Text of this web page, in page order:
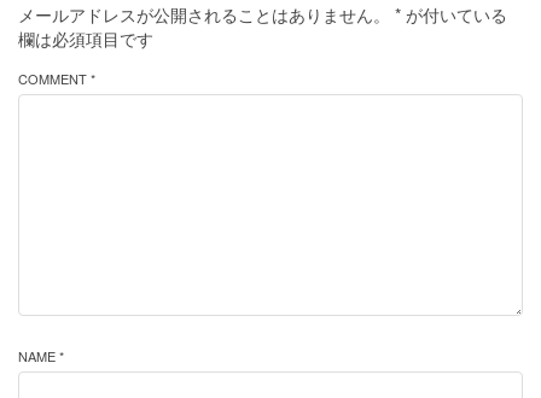
メールアドレスが公開されることはありません。 * が付いている
欄は必須項目です
COMMENT *
NAME *